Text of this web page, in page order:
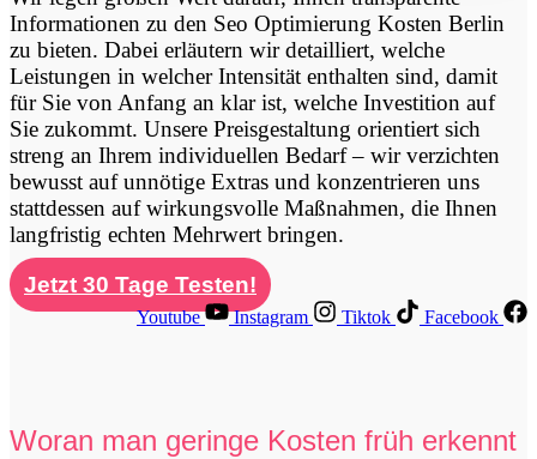
Informationen zu den Seo Optimierung Kosten Berlin
zu bieten. Dabei erläutern wir detailliert, welche
Leistungen in welcher Intensität enthalten sind, damit
für Sie von Anfang an klar ist, welche Investition auf
Sie zukommt. Unsere Preisgestaltung orientiert sich
streng an Ihrem individuellen Bedarf – wir verzichten
bewusst auf unnötige Extras und konzentrieren uns
stattdessen auf wirkungsvolle Maßnahmen, die Ihnen
langfristig echten Mehrwert bringen.
Jetzt 30 Tage Testen!
Youtube Instagram Tiktok Facebook
Woran man geringe Kosten früh erkennt